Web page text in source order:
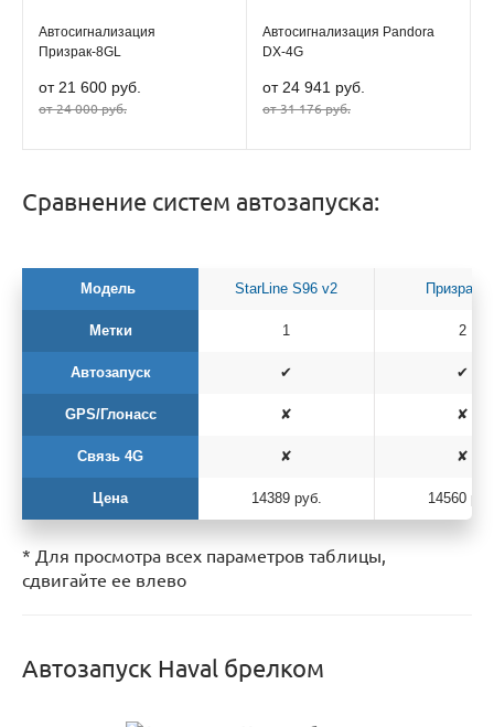
Автосигнализация
Призрак-8GL
от 21 600 руб.
от 24 000 руб.
Автосигнализация Pandora
DX-4G
от 24 941 руб.
от 31 176 руб.
Сравнение систем автозапуска:
Модель
Метки
Автозапуск
GPS/Глонасс
Связь 4G
Цена
StarLine S96 v2
1
✔
✘
✘
14389 руб.
Призрак-
2
✔
✘
✘
14560
* Для просмотра всех параметров таблицы,
сдвигайте ее влево
Автозапуск Haval брелком